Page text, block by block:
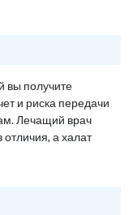
вы получите
и риска передачи
Лечащий врач
а халат